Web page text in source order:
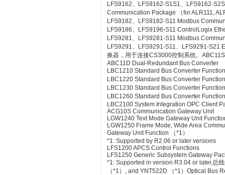
LFS9162、LFS9162-S1S1、LFS9162-
Communication Package （for ALR111,
LFS9182、LFS9182-S11 Modbus
LFS9186、LFS9196-S11 ControlLogix
LFS9281、LFS9281-S11 Modbus
LFS9291、LFS9291-S11、LFS9291-S21
换器，用于连接CS3000控制系统。
ABC11D Dual-Redundant Bus Converter
LBC1210 Standard Bus Converter
LBC1220 Standard Bus Converter
LBC1230 Standard Bus Converter
LBC1260 Standard Bus Converter
LBC2100 System Integration OPC Client
ACG10S Communication Gateway Unit
LGW1240 Text Mode Gateway Unit
LGW1250 Frame Mode, Wide Area
Gateway Unit Function （*1）
*1: Supported by R2.06 or later versions
LFS1200 APCS Control Functions
LFS1250 Generic Subsystem Gateway
*1: Supported in version R3.04 or later.总
（*1）, and YNT522D （*1）Optical Bus